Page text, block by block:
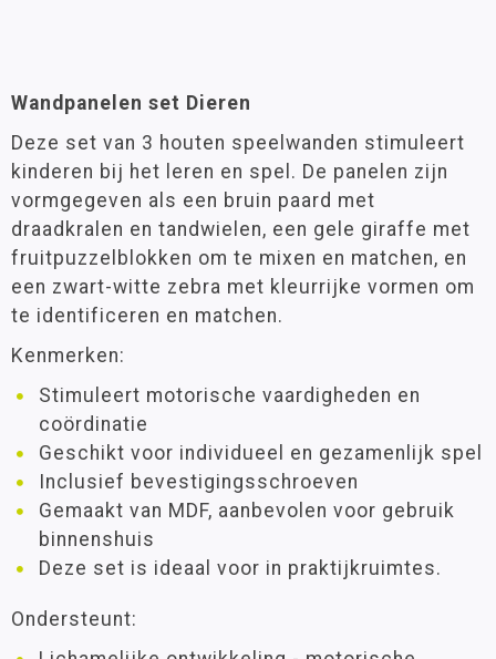
Wandpanelen set Dieren
Deze set van 3 houten speelwanden stimuleert
kinderen bij het leren en spel. De panelen zijn
vormgegeven als een bruin paard met
draadkralen en tandwielen, een gele giraffe met
fruitpuzzelblokken om te mixen en matchen, en
een zwart-witte zebra met kleurrijke vormen om
te identificeren en matchen.
Kenmerken:
Stimuleert motorische vaardigheden en
coördinatie
Geschikt voor individueel en gezamenlijk spel
Inclusief bevestigingsschroeven
Gemaakt van MDF, aanbevolen voor gebruik
binnenshuis
Deze set is ideaal voor in praktijkruimtes.
Ondersteunt: